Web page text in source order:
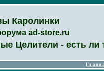
Каролинки
ad-store.ru
Целители - есть ли